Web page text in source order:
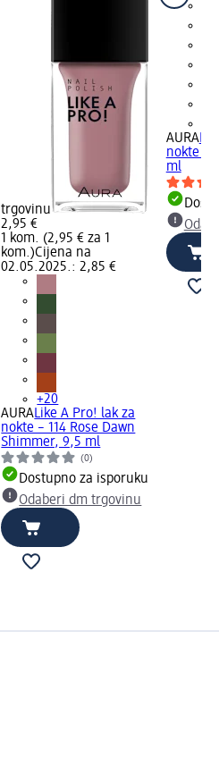
trgovinu
2,95 €
1 kom. (2,95 € za 1
kom.)Cijena na
02.05.2025.: 2,85 €
+20
AURALike A Pro! lak za
nokte – 114 Rose Dawn
Shimmer, 9,5 ml
(0)
Dostupno za isporuku
Odaberi dm trgovinu
AURA
nokte –
ml